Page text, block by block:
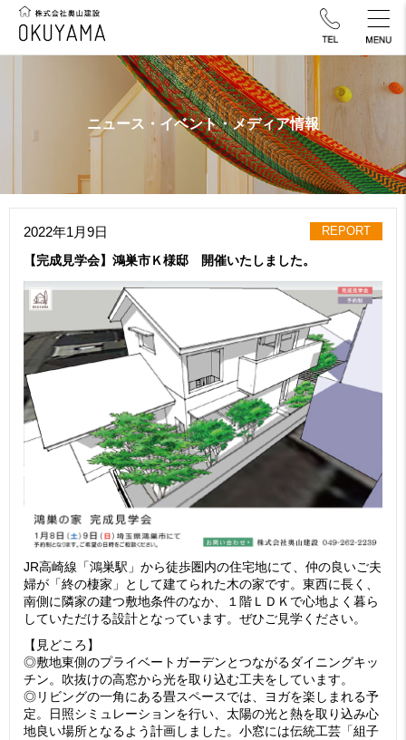
ニュース・イベント・メディア情報
2022年1月9日 REPORT
【完成見学会】鴻巣市Ｋ様邸 開催いたしました。
JR高崎線「鴻巣駅」から徒歩圏内の住宅地にて、仲の良いご夫
婦が「終の棲家」として建てられた木の家です。東西に長く、
南側に隣家の建つ敷地条件のなか、１階ＬＤＫで心地よく暮ら
していただける設計となっています。ぜひご見学ください。
【見どころ】
◎敷地東側のプライベートガーデンとつながるダイニングキッ
チン。吹抜けの高窓から光を取り込む工夫をしています。
◎リビングの一角にある畳スペースでは、ヨガを楽しまれる予
定。日照シミュレーションを行い、太陽の光と熱を取り込み心
地良い場所となるよう計画しました。小窓には伝統工芸「組子